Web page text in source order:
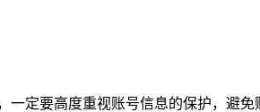
一定要高度重视账号信息的保护，避